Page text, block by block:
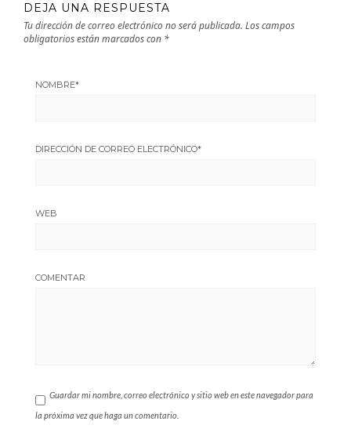
DEJA UNA RESPUESTA
Tu dirección de correo electrónico no será publicada. Los campos
obligatorios están marcados con *
NOMBRE*
DIRECCIÓN DE CORREO ELECTRÓNICO*
WEB
COMENTAR
Guardar mi nombre, correo electrónico y sitio web en este navegador para
la próxima vez que haga un comentario.